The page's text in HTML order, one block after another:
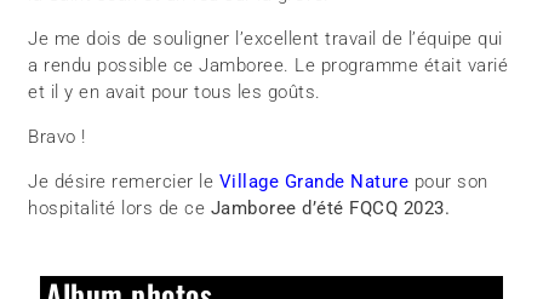
Je me dois de souligner l’excellent travail de l’équipe qui
a rendu possible ce Jamboree. Le programme était varié
et il y en avait pour tous les goûts.
Bravo !
Je désire remercier le Village Grande Nature pour son
hospitalité lors de ce Jamboree d’été FQCQ 2023.